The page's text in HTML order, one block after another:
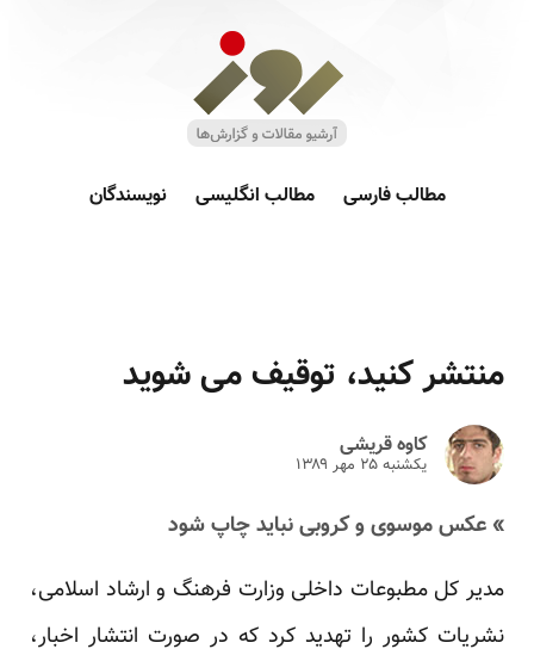
مطالب فارسی مطالب انگلیسی نویسندگان
منتشر کنید، توقیف می شوید
کاوه قریشی
یکشنبه ۲۵ مهر ۱۳۸۹
» عکس موسوی و کروبی نباید چاپ شود
مدیر کل مطبوعات داخلی وزارت فرهنگ و ارشاد اسلامی،
نشریات کشور را تهدید کرد که در صورت انتشار اخبار،